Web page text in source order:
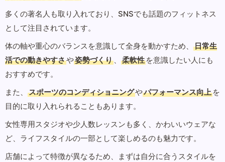
多くの著名人も取り入れており、SNSでも話題のフィットネス
として注目されています。
体の軸や重心のバランスを意識して全身を動かすため、
日常生
活での動きやすさや姿勢づくり 、 柔軟性 を意識したい人にも
おすすめです。
また、
スポーツのコンディショニングやパフォーマンス向上 を
目的に取り入れられることもあります。
女性専用スタジオや少人数レッスンも多く、かわいいウェアな
ど、ライフスタイルの一部として楽しめるのも魅力です。
店舗によって特徴が異なるため、まずは自分に合うスタイルを